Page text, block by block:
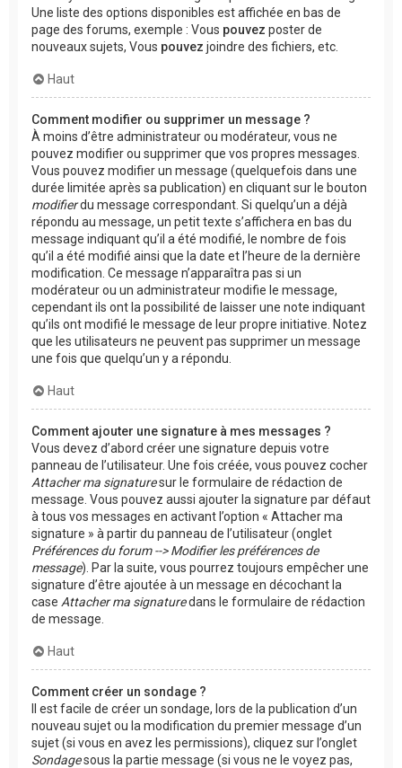
Une liste des options disponibles est affichée en bas de
page des forums, exemple : Vous pouvez poster de
nouveaux sujets, Vous pouvez joindre des fichiers, etc.
Haut
Comment modifier ou supprimer un message ?
À moins d’être administrateur ou modérateur, vous ne
pouvez modifier ou supprimer que vos propres messages.
Vous pouvez modifier un message (quelquefois dans une
durée limitée après sa publication) en cliquant sur le bouton
modifierdu message correspondant. Si quelqu’un a déjà
répondu au message, un petit texte s’affichera en bas du
message indiquant qu’il a été modifié, le nombre de fois
qu’il a été modifié ainsi que la date et l’heure de la dernière
modification. Ce message n’apparaîtra pas si un
modérateur ou un administrateur modifie le message,
cependant ils ont la possibilité de laisser une note indiquant
qu’ils ont modifié le message de leur propre initiative. Notez
que les utilisateurs ne peuvent pas supprimer un message
une fois que quelqu’un y a répondu.
Haut
Comment ajouter une signature à mes messages ?
Vous devez d’abord créer une signature depuis votre
panneau de l’utilisateur. Une fois créée, vous pouvez cocher
Attacher ma signaturesur le formulaire de rédaction de
message. Vous pouvez aussi ajouter la signature par défaut
à tous vos messages en activant l’option « Attacher ma
signature » à partir du panneau de l’utilisateur (onglet
Préférences du forum --> Modifier les préférences de
message). Par la suite, vous pourrez toujours empêcher une
signature d’être ajoutée à un message en décochant la
case Attacher ma signaturedans le formulaire de rédaction
de message.
Haut
Comment créer un sondage ?
Il est facile de créer un sondage, lors de la publication d’un
nouveau sujet ou la modification du premier message d’un
sujet (si vous en avez les permissions), cliquez sur l’onglet
Sondagesous la partie message (si vous ne le voyez pas,